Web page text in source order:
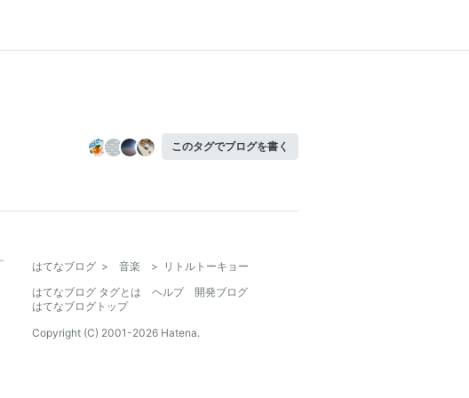
このタグでブログを書く
はてなブログ > 音楽 >
リトルトーキョー
はてなブログ タグとは
ヘルプ
開発ブログ
はてなブログトップ
Copyright (C) 2001-2026 Hatena.